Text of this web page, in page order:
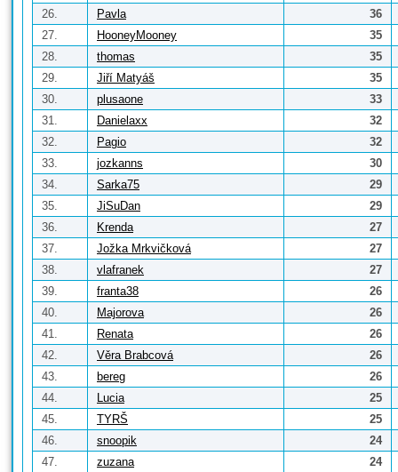
26.
Pavla
36
27.
HooneyMooney
35
28.
thomas
35
29.
Jiří Matyáš
35
30.
plusaone
33
31.
Danielaxx
32
32.
Pagio
32
33.
jozkanns
30
34.
Sarka75
29
35.
JiSuDan
29
36.
Krenda
27
37.
Jožka Mrkvičková
27
38.
vlafranek
27
39.
franta38
26
40.
Majorova
26
41.
Renata
26
42.
Věra Brabcová
26
43.
bereg
26
44.
Lucia
25
45.
TYRŠ
25
46.
snoopik
24
47.
zuzana 24